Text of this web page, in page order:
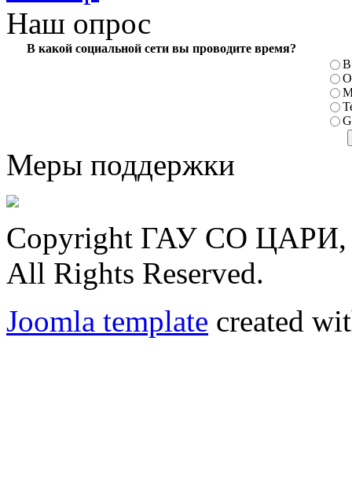
Наш опрос
В какой социальной сети вы проводите время?
В
Меры поддержки
Copyright ГАУ СО ЦАРИ,
All Rights Reserved.
Joomla template created